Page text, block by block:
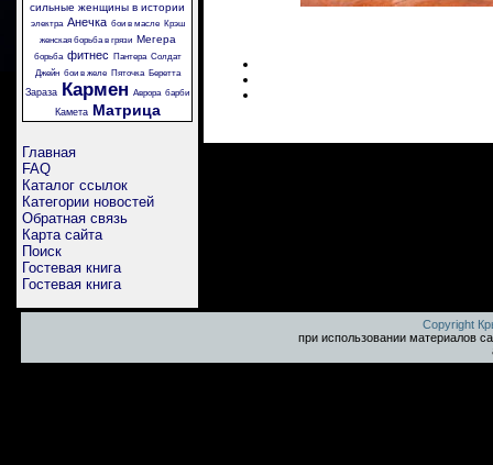
сильные женщины в истории
электра Анечка бои в масле
Крэш
женская борьба в грязи Мегера
борьба фитнес Пантера Солдат
Джейн бои в желе Пяточка Беретта
Зараза Кармен Аврора барби
Камета Матрица
Главная
FAQ
Каталог ссылок
Категории новостей
Обратная связь
Карта сайта
Поиск
Гостевая книга
Гостевая книга
Copyright
при использовании материалов